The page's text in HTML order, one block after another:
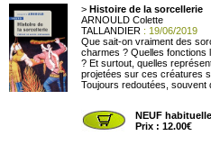
> Histoire de la sorcellerie
ARNOULD Colette
TALLANDIER : 19/06/2019
Que sait-on vraiment des
charmes ? Quelles fonctions
? Et surtout, quelles
projetées sur ces créatures
Toujours redoutées, souvent
NEUF
Prix : 12.00€